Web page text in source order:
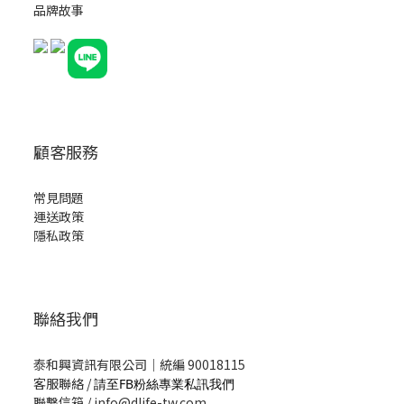
品牌故事
顧客服務
常見問題
運送政策
隱私政策
聯絡我們
泰和興資訊有限公司｜統編 90018115
客服聯絡 /請至FB粉絲專業私訊我們